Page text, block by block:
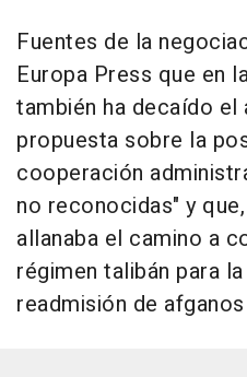
Fuentes de la
Europa Press que en
también ha decaído
propuesta sobre la
cooperación
no reconocidas" y
allanaba el camino a
régimen talibán para
readmisión de